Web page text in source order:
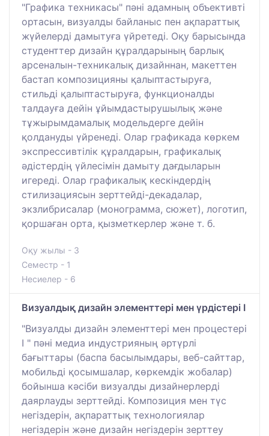
"Графика техникасы" пәні адамның объективті
ортасын, визуалды байланыс пен ақпараттық
жүйелерді дамытуға үйретеді. Оқу барысында
студенттер дизайн құралдарының барлық
арсеналын-техникалық дизайннан, макеттен
бастап композицияны қалыптастыруға,
стильді қалыптастыруға, функционалды
талдауға дейін ұйымдастырушылық және
тұжырымдамалық модельдерге дейін
қолдануды үйренеді. Олар графикада көркем
экспрессивтілік құралдарын, графикалық
әдістердің үйлесімін дамыту дағдыларын
игереді. Олар графикалық кескіндердің
стилизациясын зерттейді-декадалар,
экзлибрисалар (монограмма, сюжет), логотип,
қоршаған орта, қызметкерлер және т. б.
Оқу жылы - 3
Семестр - 1
Несиелер - 6
Визуалдық дизайн элементтері мен үрдістері I
"Визуалды дизайн элементтері мен процестері
I " пәні медиа индустрияның әртүрлі
бағыттары (баспа басылымдары, веб-сайттар,
мобильді қосымшалар, көркемдік жобалар)
бойынша кәсіби визуалды дизайнерлерді
даярлауды зерттейді. Композиция мен түс
негіздерін, ақпараттық технологиялар
негіздерін және дизайн негіздерін зерттеу